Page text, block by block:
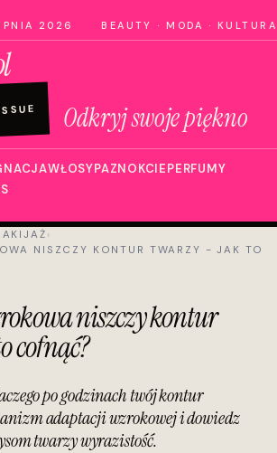
2026 BEAUTY · MODA · KULTURA
Odkryj swoje piękno
WŁOSYPAZNOKCIEPERFUMY
›
NISZCZY KONTUR TWARZY - JAK TO
niszczy kontur
cofnąć?
po godzinach twój kontur
adaptacji wzrokowej i dowiedz
twarzy wyrazistość.